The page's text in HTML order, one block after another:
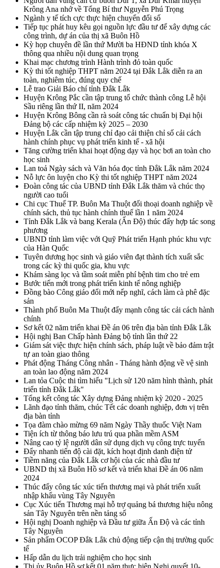
Krông Ana nhớ về Tổng Bí thư Nguyễn Phú Trọng
Ngành y tế tích cực thực hiện chuyển đổi số
Tiếp tục phát huy kêu gọi nguồn lực đầu tư để xây dựng các
công trình, dự án của thị xã Buôn Hồ
Kỳ họp chuyên đề lần thứ Mười ba HĐND tỉnh khóa X
thông qua nhiều nội dung quan trọng
Khai mạc chương trình Hành trình đỏ toàn quốc
Kỳ thi tốt nghiệp THPT năm 2024 tại Đắk Lắk diễn ra an
toàn, nghiêm túc, đúng quy chế
Lễ trao Giải Báo chí tỉnh Đắk Lắk
Huyện Krông Pắc cần tập trung tổ chức thành công Lễ hội
Sầu riêng lần thứ II, năm 2024
Huyện Krông Bông cần rà soát công tác chuẩn bị Đại hội
Đảng bộ các cấp nhiệm kỳ 2025 – 2030
Huyện Lắk cần tập trung chỉ đạo cải thiện chỉ số cải cách
hành chính phục vụ phát triển kinh tế - xã hội
Tăng cường triển khai hoạt động dạy và học bơi an toàn cho
học sinh
Lan toả Ngày sách và Văn hóa đọc tỉnh Đắk Lắk năm 2024
Nỗ lực ôn luyện cho Kỳ thi tốt nghiệp THPT năm 2024
Đoàn công tác của UBND tỉnh Đắk Lắk thăm và chúc thọ
người cao tuổi
Chi cục Thuế TP. Buôn Ma Thuột đối thoại doanh nghiệp về
chính sách, thủ tục hành chính thuế lần 1 năm 2024
Tỉnh Đắk Lắk và bang Kerala (Ấn Độ) thúc đẩy hợp tác song
phương
UBND tỉnh làm việc với Quỹ Phát triển Hạnh phúc khu vực
của Hàn Quốc
Tuyên dương học sinh và giáo viên đạt thành tích xuất sắc
trong các kỳ thi quốc gia, khu vực
Khám sàng lọc và tầm soát miễn phí bệnh tim cho trẻ em
Bước tiến mới trong phát triển kinh tế nông nghiệp
Đồng bào Công giáo đổi mới nếp nghĩ, cách làm cà phê đặc
sản
Thành phố Buôn Ma Thuột đẩy mạnh công tác cải cách hành
chính
Sơ kết 02 năm triển khai Đề án 06 trên địa bàn tỉnh Đắk Lắk
Hội nghị Ban Chấp hành Đảng bộ tỉnh lần thứ 22
Giám sát việc thực hiện chính sách, pháp luật về bảo đảm trật
tự an toàn giao thông
Phát động Tháng Công nhân - Tháng hành động về vệ sinh
an toàn lao động năm 2024
Lan tỏa Cuộc thi tìm hiểu "Lịch sử 120 năm hình thành, phát
triển tỉnh Đắk Lắk"
Tổng kết công tác Xây dựng Đảng nhiệm kỳ 2020 - 2025
Lãnh đạo tỉnh thăm, chúc Tết các doanh nghiệp, đơn vị trên
địa bàn tỉnh
Tọa đàm chào mừng 69 năm Ngày Thầy thuốc Việt Nam
Tiện ích từ thông báo lưu trú qua phần mềm ASM
Nâng cao tỷ lệ người dân sử dụng dịch vụ công trực tuyến
Đẩy nhanh tiến độ cài đặt, kích hoạt định danh điện tử
Tiềm năng của Đắk Lắk cơ hội của các nhà đầu tư
UBND thị xã Buôn Hồ sơ kết và triển khai Đề án 06 năm
2024
Thúc đẩy công tác xúc tiến thương mại và phát triển xuất
nhập khẩu vùng Tây Nguyên
Cục Xúc tiến Thương mại hỗ trợ quảng bá thương hiệu nông
sản Tây Nguyên trên nền tảng số
Hội nghị Doanh nghiệp và Đầu tư giữa Ấn Độ và các tỉnh
Tây Nguyên
Sản phẩm OCOP Đắk Lắk chủ động tiếp cận thị trường quốc
tế
Hấp dẫn du lịch trải nghiệm cho học sinh